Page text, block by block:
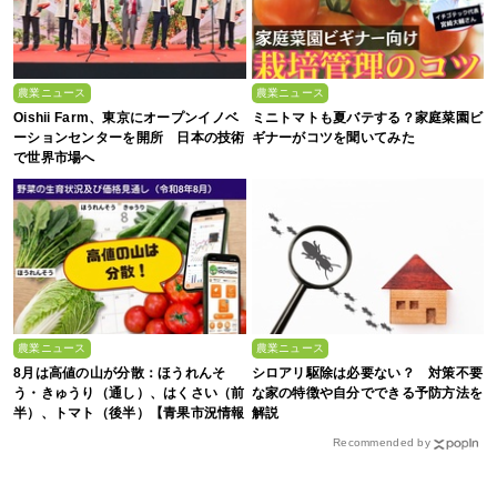
農業ニュース
Oishii Farm、東京にオープンイノベ
ーションセンターを開所 日本の技術
で世界市場へ
農業ニュース
ミニトマトも夏バテする？家庭菜園ビ
ギナーがコツを聞いてみた
農業ニュース
8月は高値の山が分散：ほうれんそ
う・きゅうり（通し）、はくさい（前
半）、トマト（後半）【青果市況情報
農業ニュース
シロアリ駆除は必要ない？ 対策不要
な家の特徴や自分でできる予防方法を
解説
Recommended by